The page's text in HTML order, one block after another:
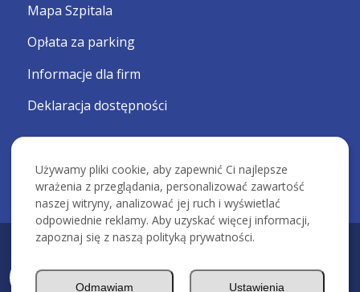
Mapa Szpitala
Opłata za parking
Informacje dla firm
Deklaracja dostępności
KRAKOWSKI SZPITAL SPECJALISTYCZNY IM. ŚW. JANA PAWŁA II -
Używamy pliki cookie, aby zapewnić Ci najlepsze
wrażenia z przeglądania, personalizować zawartość
naszej witryny, analizować jej ruch i wyświetlać
odpowiednie reklamy. Aby uzyskać więcej informacji,
zapoznaj się z naszą polityką prywatności.
Ustawienia
Odmawiam